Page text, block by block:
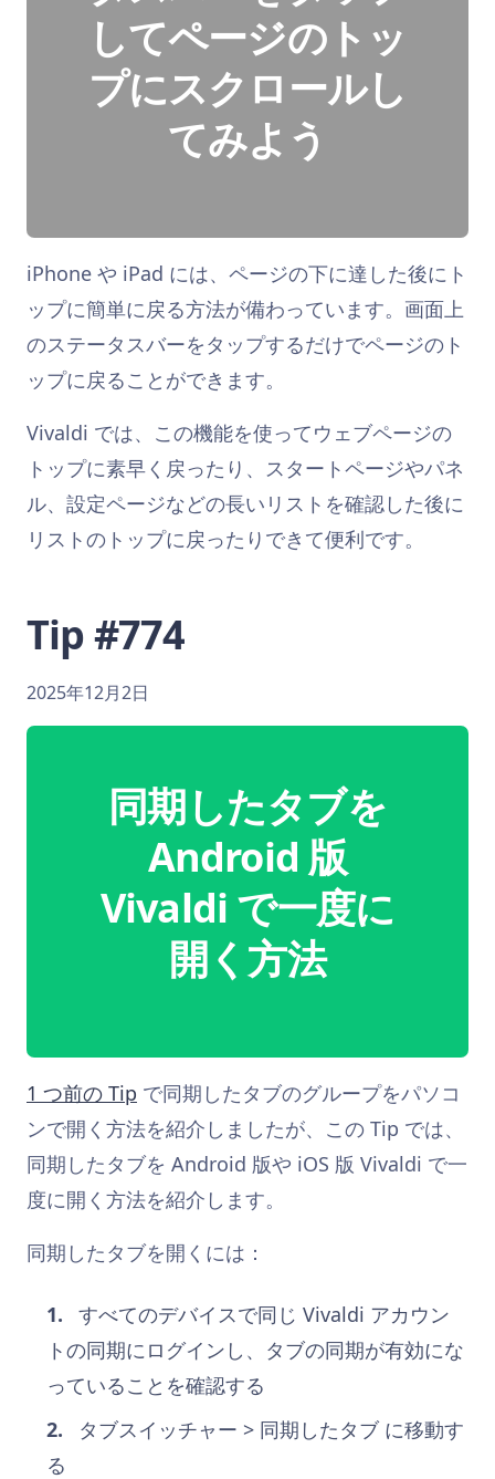
してページのトッ
プにスクロールし
てみよう
iPhone や iPad には、ページの下に達した後にト
ップに簡単に戻る方法が備わっています。画面上
のステータスバーをタップするだけでページのト
ップに戻ることができます。
Vivaldi では、この機能を使ってウェブページの
トップに素早く戻ったり、スタートページやパネ
ル、設定ページなどの長いリストを確認した後に
リストのトップに戻ったりできて便利です。
Tip #774
2025年12月2日
同期したタブを
Android 版
Vivaldi で一度に
開く方法
1 つ前の Tip で同期したタブのグループをパソコ
ンで開く方法を紹介しましたが、この Tip では、
同期したタブを Android 版や iOS 版 Vivaldi で一
度に開く方法を紹介します。
同期したタブを開くには：
すべてのデバイスで同じ Vivaldi アカウン
トの同期にログインし、タブの同期が有効にな
っていることを確認する
タブスイッチャー > 同期したタブ に移動す
る